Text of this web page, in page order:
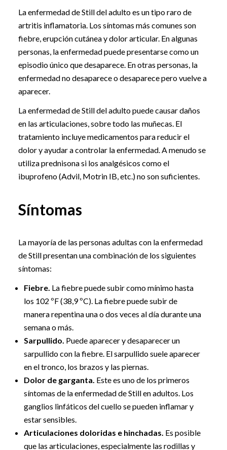
La enfermedad de Still del adulto es un tipo raro de
artritis inflamatoria. Los síntomas más comunes son
fiebre, erupción cutánea y dolor articular. En algunas
personas, la enfermedad puede presentarse como un
episodio único que desaparece. En otras personas, la
enfermedad no desaparece o desaparece pero vuelve a
aparecer.
La enfermedad de Still del adulto puede causar daños
en las articulaciones, sobre todo las muñecas. El
tratamiento incluye medicamentos para reducir el
dolor y ayudar a controlar la enfermedad. A menudo se
utiliza prednisona si los analgésicos como el
ibuprofeno (Advil, Motrin IB, etc.) no son suficientes.
Síntomas
La mayoría de las personas adultas con la enfermedad
de Still presentan una combinación de los siguientes
síntomas:
Fiebre. La fiebre puede subir como mínimo hasta
los 102 ºF (38,9 ºC). La fiebre puede subir de
manera repentina una o dos veces al día durante una
semana o más.
Sarpullido. Puede aparecer y desaparecer un
sarpullido con la fiebre. El sarpullido suele aparecer
en el tronco, los brazos y las piernas.
Dolor de garganta. Este es uno de los primeros
síntomas de la enfermedad de Still en adultos. Los
ganglios linfáticos del cuello se pueden inflamar y
estar sensibles.
Articulaciones doloridas e hinchadas. Es posible
que las articulaciones, especialmente las rodillas y